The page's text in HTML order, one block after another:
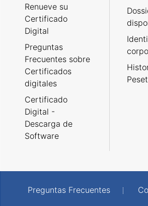
Renueve su
Certificado
Digital
Preguntas
Frecuentes sobre
Certificados
digitales
Certificado
Digital -
Descarga de
Software
Preguntas Frecuentes